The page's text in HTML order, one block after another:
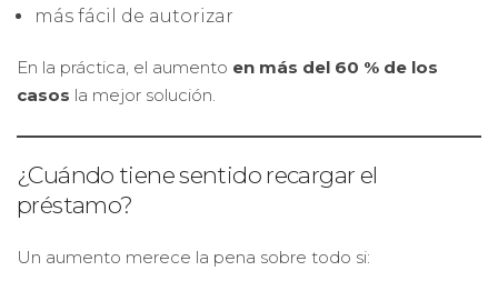
más fácil de autorizar
En la práctica, el aumento en más del 60 % de los
casos la mejor solución.
¿Cuándo tiene sentido recargar el
préstamo?
Un aumento merece la pena sobre todo si: